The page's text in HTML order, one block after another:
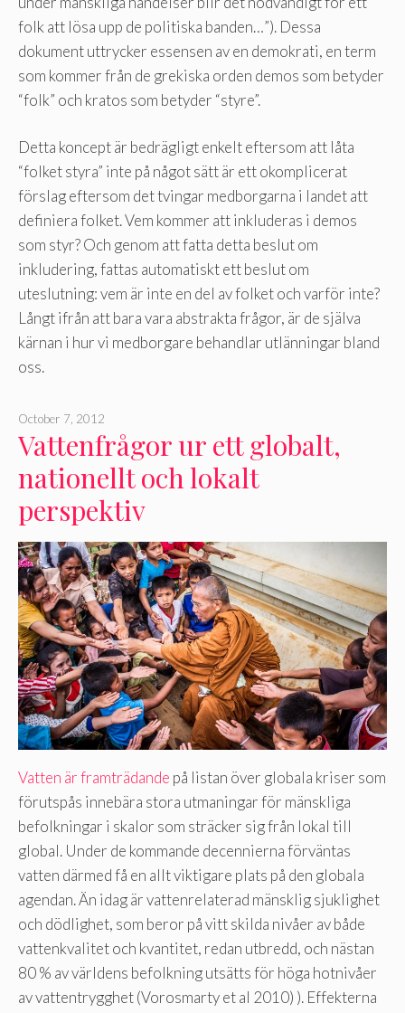
folk att lösa upp de politiska banden…”). Dessa
dokument uttrycker essensen av en demokrati, en term
som kommer från de grekiska orden demos som betyder
“folk” och kratos som betyder “styre”.
Detta koncept är bedrägligt enkelt eftersom att låta
“folket styra” inte på något sätt är ett okomplicerat
förslag eftersom det tvingar medborgarna i landet att
definiera folket. Vem kommer att inkluderas i demos
som styr? Och genom att fatta detta beslut om
inkludering, fattas automatiskt ett beslut om
uteslutning: vem är inte en del av folket och varför inte?
Långt ifrån att bara vara abstrakta frågor, är de själva
kärnan i hur vi medborgare behandlar utlänningar bland
oss.
Vattenfrågor ur ett globalt,
nationellt och lokalt
perspektiv
October 7, 2012
Vatten är framträdande på listan över globala kriser som
förutspås innebära stora utmaningar för mänskliga
befolkningar i skalor som sträcker sig från lokal till
global. Under de kommande decennierna förväntas
vatten därmed få en allt viktigare plats på den globala
agendan. Än idag är vattenrelaterad mänsklig sjuklighet
och dödlighet, som beror på vitt skilda nivåer av både
vattenkvalitet och kvantitet, redan utbredd, och nästan
80 % av världens befolkning utsätts för höga hotnivåer
av vattentrygghet (Vorosmarty et al 2010) ). Effekterna